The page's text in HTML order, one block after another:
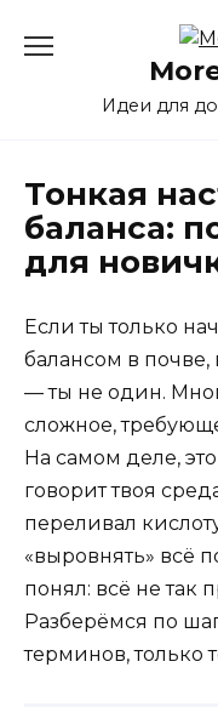
Идеи для
Тонкая
баланса:
для
Если ты только
балансом в
— ты не один.
сложное,
На самом деле,
говорит твоя
переливал
«выровнять» всё
понял: всё не так
Разберёмся по
терминов, только